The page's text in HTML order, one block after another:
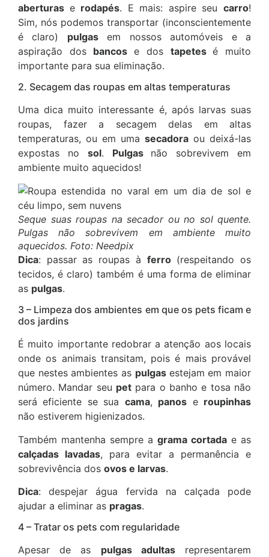
aberturas e rodapés. E mais: aspire seucarro!
Sim, nós podemos transportar (inconscientemente
é claro) pulgasem nossos automóveis e a
aspiração dos bancose dos tapetesé muito
importante para sua eliminação.
2. Secagem das roupas em altas temperaturas
Uma dica muito interessante é, após larvas suas
roupas, fazer a secagem delas em altas
temperaturas, ou em uma secadora ou deixá-las
expostas no sol. Pulgas não sobrevivem em
ambiente muito aquecidos!
Seque suas roupas na secador ou no sol quente.
Pulgas não sobrevivem em ambiente muito
aquecidos. Foto: Needpix
Dica: passar as roupas à ferro(respeitando os
tecidos, é claro) também é uma forma de eliminar
as pulgas.
3 – Limpeza dos ambientes em que os pets ficam e
dos jardins
É muito importante redobrar a atenção aos locais
onde os animais transitam, pois é mais provável
que nestes ambientes as pulgas estejam em maior
número. Mandar seu pet para o banho e tosa não
será eficiente se sua cama, panos e roupinhas
não estiverem higienizados.
Também mantenha sempre a grama cortada e as
calçadas lavadas, para evitar a permanência e
sobrevivência dos ovos e larvas.
Dica: despejar água fervida na calçada pode
ajudar a eliminar as pragas.
4 – Tratar os pets com regularidade
Apesar de as pulgas adultasrepresentarem